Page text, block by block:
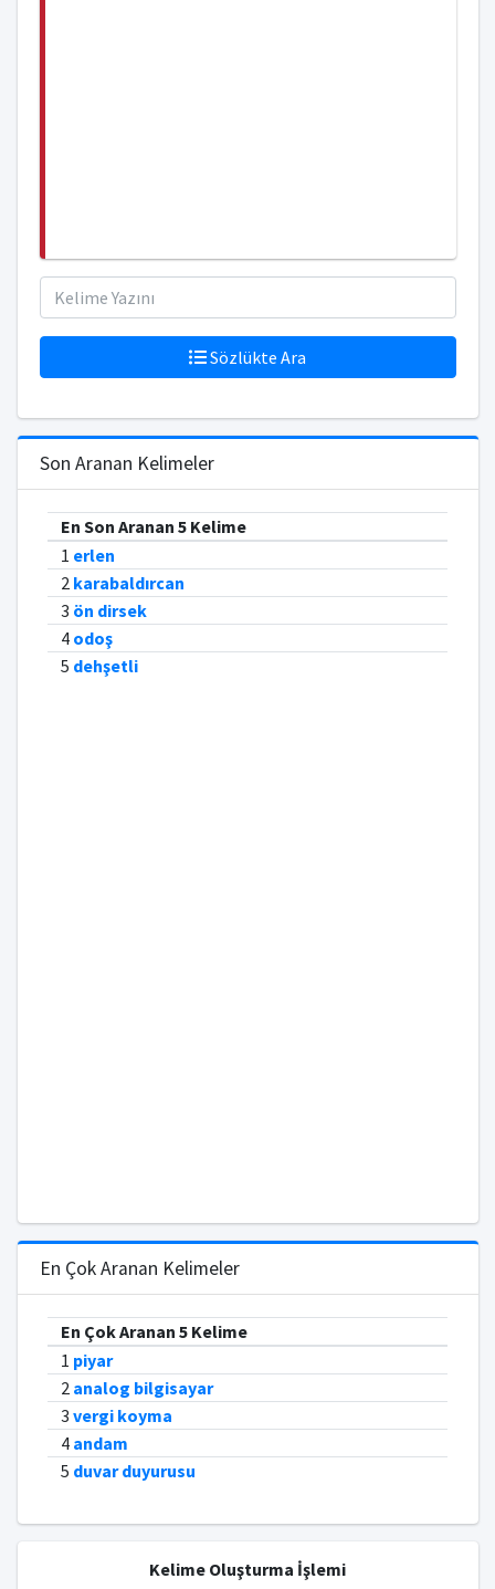
Sözlükte Ara
Son Aranan Kelimeler
En Son Aranan 5 Kelime
1 erlen
2 karabaldırcan
3 ön dirsek
4 odoş
5 dehşetli
En Çok Aranan Kelimeler
En Çok Aranan 5 Kelime
1 piyar
2 analog bilgisayar
3 vergi koyma
4 andam
5 duvar duyurusu
Kelime Oluşturma İşlemi